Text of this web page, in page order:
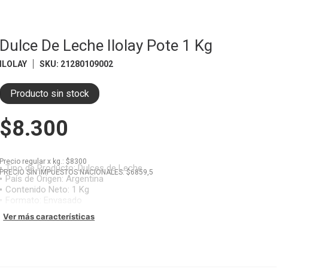
Dulce De Leche Ilolay Pote 1 Kg
ILOLAY SKU: 21280109002
Producto sin stock
$8.300
Precio regular x kg.: $8300
PRECIO SIN IMPUESTOS NACIONALES: $6859,5
Tipo de Producto:Dulces de Leche
País de Origen:Argentina
Contenido Neto: 1 Kg
Ver más características